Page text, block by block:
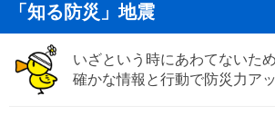
「知る防災」地震
いざという時にあわてないた
確かな情報と行動で防災力ア